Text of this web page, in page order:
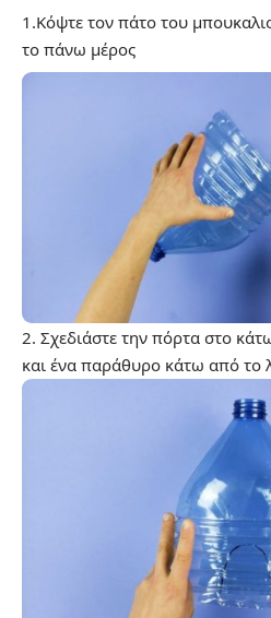
1.Κόψτε τον πάτο του
το πάνω μέρος
2. Σχεδιάστε την πόρτα στο
και ένα παράθυρο κάτω από το